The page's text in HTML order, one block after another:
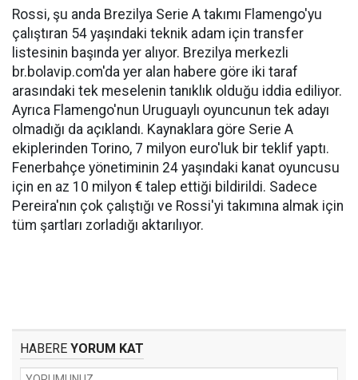
Rossi, şu anda Brezilya Serie A takımı Flamengo'yu
çalıştıran 54 yaşındaki teknik adam için transfer
listesinin başında yer alıyor. Brezilya merkezli
br.bolavip.com'da yer alan habere göre iki taraf
arasındaki tek meselenin tanıklık olduğu iddia ediliyor.
Ayrıca Flamengo'nun Uruguaylı oyuncunun tek adayı
olmadığı da açıklandı. Kaynaklara göre Serie A
ekiplerinden Torino, 7 milyon euro'luk bir teklif yaptı.
Fenerbahçe yönetiminin 24 yaşındaki kanat oyuncusu
için en az 10 milyon € talep ettiği bildirildi. Sadece
Pereira'nın çok çalıştığı ve Rossi'yi takımına almak için
tüm şartları zorladığı aktarılıyor.
HABERE YORUM KAT